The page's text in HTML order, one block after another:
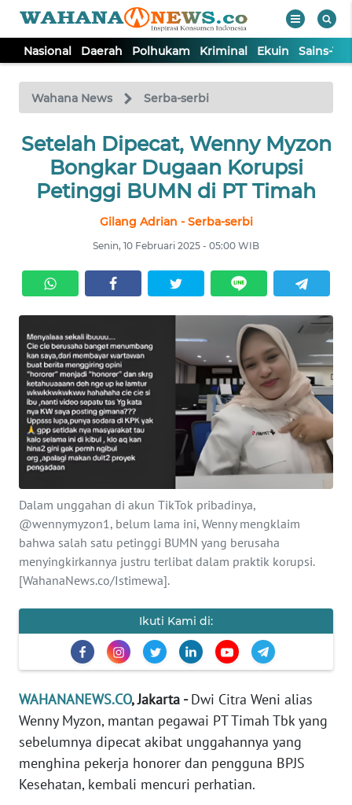
Nasional Daerah Polhukam Kriminal Ekuin Sains-
Wahana News Serba-serbi
Setelah Dipecat, Wenny Myzon
Bongkar Dugaan Korupsi
Petinggi BUMN di PT Timah
Gilang Adrian - Serba-serbi
Senin, 10 Februari 2025 - 05:00 WIB
Dalam unggahan di akun TikTok pribadinya,
@wennymyzon1, belum lama ini, Wenny mengklaim
bahwa salah satu petinggi BUMN yang berusaha
menyingkirkannya justru terlibat dalam praktik korupsi.
[WahanaNews.co/Istimewa].
Ikuti Kami di:
WAHANANEWS.CO, Jakarta -Dwi Citra Weni alias
Wenny Myzon, mantan pegawai PT Timah Tbk yang
sebelumnya dipecat akibat unggahannya yang
menghina pekerja honorer dan pengguna BPJS
Kesehatan, kembali mencuri perhatian.
TV
Tutup
NASIONAL
DAERAH
KRIMINAL
EKUIN
SAINS-TEKNO
KESEHATAN
INTERNASIONAL
SERBA-SERBI
PENDIDIKAN
OLAHRAGA
EDITORIAL
INDEKS
BERITA